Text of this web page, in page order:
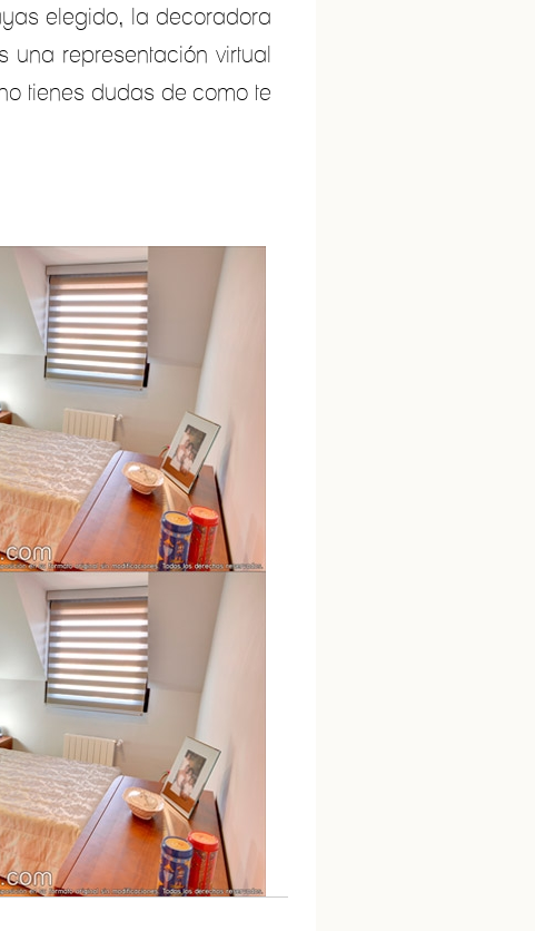
elegido, la decoradora
una representación virtual
tienes dudas de como te